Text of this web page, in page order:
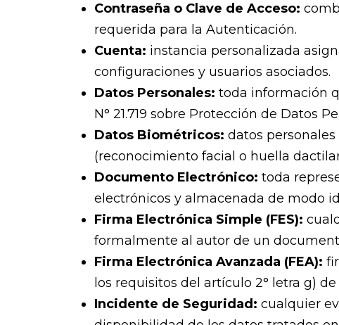
Contraseña o Clave de Acceso:
requerida para la Autenticación.
Cuenta: instancia personalizada
configuraciones y usuarios asociados.
Datos Personales:toda información
N° 21.719 sobre Protección de Datos
Datos Biométricos:datos
(reconocimiento facial o huella
Documento Electrónico:toda
electrónicos y almacenada de modo
Firma Electrónica Simple (FES):
formalmente al autor de un
Firma Electrónica Avanzada (FEA):
los requisitos del artículo 2° letra g) de
Incidente de Seguridad:cualquier